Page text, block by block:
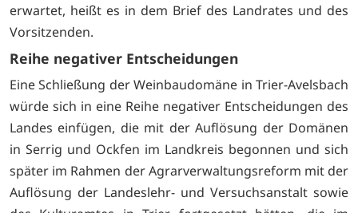
erwartet, heißt es in dem Brief des Landrates und des
Vorsitzenden.
Reihe negativer Entscheidungen
Eine Schließung der Weinbaudomäne in Trier-Avelsbach
würde sich in eine Reihe negativer Entscheidungen des
Landes einfügen, die mit der Auflösung der Domänen
in Serrig und Ockfen im Landkreis begonnen und sich
später im Rahmen der Agrarverwaltungsreform mit der
Auflösung der Landeslehr- und Versuchsanstalt sowie